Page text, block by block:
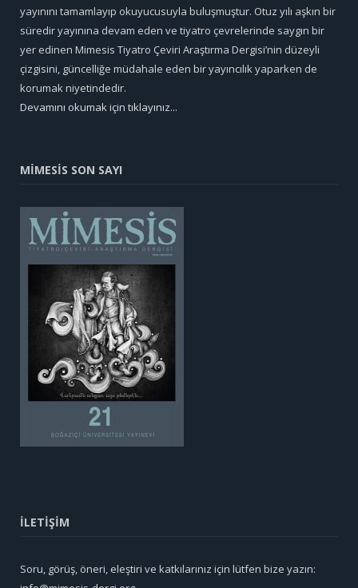
yayınını tamamlayıp okuyucusuyla buluşmuştur. Otuz yılı aşkın bir
süredir yayınına devam eden ve tiyatro çevrelerinde saygın bir
yer edinen Mimesis Tiyatro Çeviri Araştırma Dergisi’nin düzeyli
çizgisini, güncelliğe müdahale eden bir yayıncılık yaparken de
korumak niyetindedir.
Devamını okumak için tıklayınız...
MİMESİS SON SAYI
İLETİŞİM
Soru, görüş, öneri, eleştiri ve katkılarınız için lütfen bize yazın: